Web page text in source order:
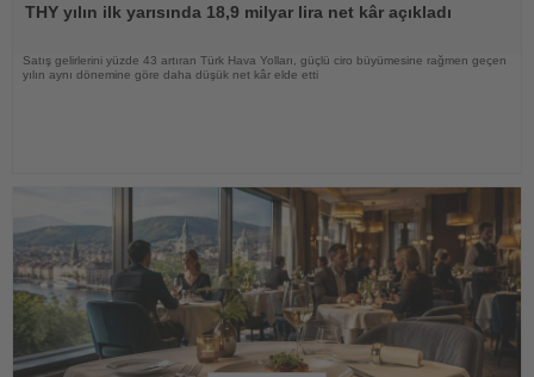
THY yılın ilk yarısında 18,9 milyar lira net kâr açıkladı
Satış gelirlerini yüzde 43 artıran Türk Hava Yolları, güçlü ciro büyümesine rağmen geçen
yılın aynı dönemine göre daha düşük net kâr elde etti